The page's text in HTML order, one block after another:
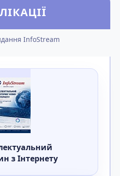
InfoStream
з Інтернету